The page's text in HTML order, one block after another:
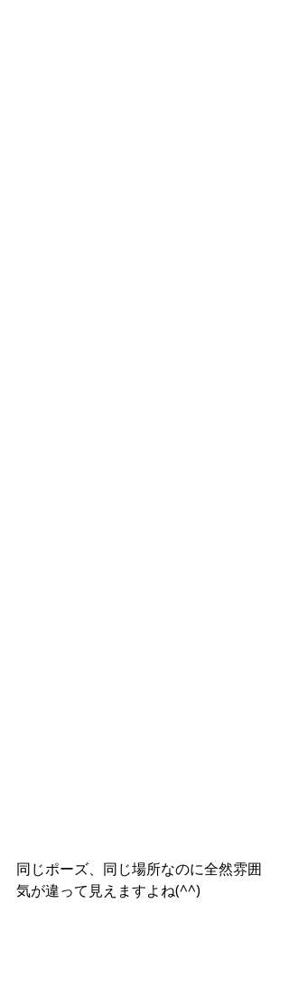
同じポーズ、同じ場所なのに全然雰囲
気が違って見えますよね(^^)